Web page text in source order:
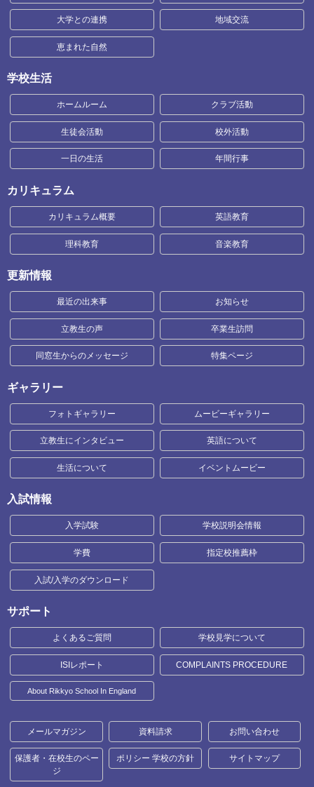
大学との連携 地域交流
恵まれた自然
学校生活
ホームルーム クラブ活動
生徒会活動 校外活動
一日の生活 年間行事
カリキュラム
カリキュラム概要 英語教育
理科教育 音楽教育
更新情報
最近の出来事 お知らせ
立教生の声 卒業生訪問
同窓生からのメッセージ 特集ページ
ギャラリー
フォトギャラリー ムービーギャラリー
立教生にインタビュー 英語について
生活について イベントムービー
入試情報
入学試験 学校説明会情報
学費 指定校推薦枠
入試/入学のダウンロード
サポート
よくあるご質問 学校見学について
ISIレポート COMPLAINTS PROCEDURE
About Rikkyo School In England
メールマガジン 資料請求 お問い合わせ
保護者・在校生のペー
ジ
ポリシー 学校の方針 サイトマップ